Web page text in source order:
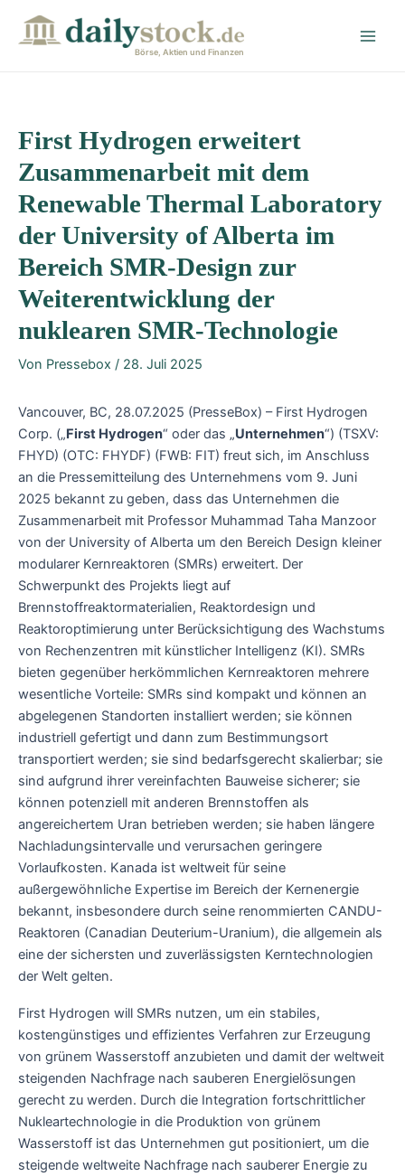
Börse, Aktien und Finanzen
First Hydrogen erweitert
Zusammenarbeit mit dem
Renewable Thermal Laboratory
der University of Alberta im
Bereich SMR-Design zur
Weiterentwicklung der
nuklearen SMR-Technologie
Von Pressebox / 28. Juli 2025
Vancouver, BC, 28.07.2025 (PresseBox) – First Hydrogen
Corp. („First Hydrogen“ oder das „Unternehmen“) (TSXV:
FHYD) (OTC: FHYDF) (FWB: FIT) freut sich, im Anschluss
an die Pressemitteilung des Unternehmens vom 9. Juni
2025 bekannt zu geben, dass das Unternehmen die
Zusammenarbeit mit Professor Muhammad Taha Manzoor
von der University of Alberta um den Bereich Design kleiner
modularer Kernreaktoren (SMRs) erweitert. Der
Schwerpunkt des Projekts liegt auf
Brennstoffreaktormaterialien, Reaktordesign und
Reaktoroptimierung unter Berücksichtigung des Wachstums
von Rechenzentren mit künstlicher Intelligenz (KI). SMRs
bieten gegenüber herkömmlichen Kernreaktoren mehrere
wesentliche Vorteile: SMRs sind kompakt und können an
abgelegenen Standorten installiert werden; sie können
industriell gefertigt und dann zum Bestimmungsort
transportiert werden; sie sind bedarfsgerecht skalierbar; sie
sind aufgrund ihrer vereinfachten Bauweise sicherer; sie
können potenziell mit anderen Brennstoffen als
angereichertem Uran betrieben werden; sie haben längere
Nachladungsintervalle und verursachen geringere
Vorlaufkosten. Kanada ist weltweit für seine
außergewöhnliche Expertise im Bereich der Kernenergie
bekannt, insbesondere durch seine renommierten CANDU-
Reaktoren (Canadian Deuterium-Uranium), die allgemein als
eine der sichersten und zuverlässigsten Kerntechnologien
der Welt gelten.
First Hydrogen will SMRs nutzen, um ein stabiles,
kostengünstiges und effizientes Verfahren zur Erzeugung
von grünem Wasserstoff anzubieten und damit der weltweit
steigenden Nachfrage nach sauberen Energielösungen
gerecht zu werden. Durch die Integration fortschrittlicher
Nukleartechnologie in die Produktion von grünem
Wasserstoff ist das Unternehmen gut positioniert, um die
steigende weltweite Nachfrage nach sauberer Energie zu